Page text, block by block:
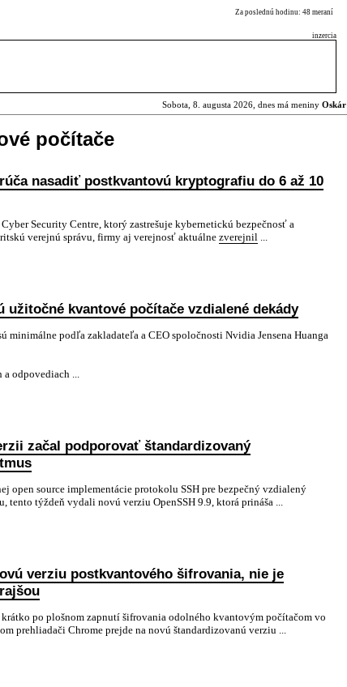
Za poslednú hodinu: 48 meraní
inzercia
Sobota, 8. augusta 2026, dnes má meniny Oskár
počítače
nasadiť postkvantovú kryptografiu do 6 až 10
Security Centre, ktorý zastrešuje kybernetickú bezpečnosť a
verejnú správu, firmy aj verejnosť aktuálnezverejnil ...
užitočné kvantové počítače vzdialené dekády
minimálne podľa zakladateľa a CEO spoločnosti Nvidia Jensena Huanga
a odpovediach ...
začal podporovať štandardizovaný
open source implementácie protokolu SSH pre bezpečný vzdialený
tento týždeň vydali novú verziu OpenSSH 9.9, ktorá prináša ...
verziu postkvantového šifrovania, nie je
po plošnom zapnutí šifrovania odolného kvantovým počítačom vo
prehliadači Chrome prejde na novú štandardizovanú verziu ...